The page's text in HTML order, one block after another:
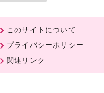
このサイトについて
プライバシーポリシー
関連リンク